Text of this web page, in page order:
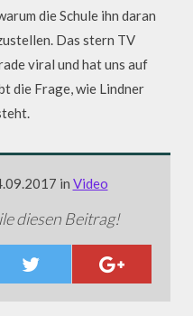
die Schule ihn daran
Das stern TV
viral und hat uns auf
die Frage, wie Lindner
in Video
diesen Beitrag!